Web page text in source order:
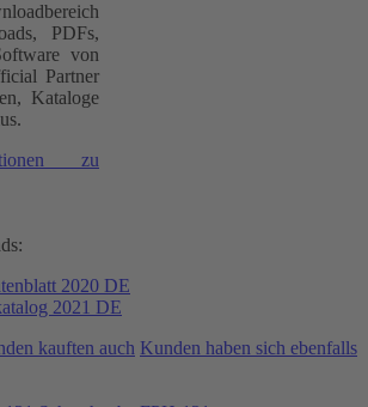
PDFs,
von
Partner
Kataloge
zu
2020 DE
2021 DE
kauften auch Kunden haben sich ebenfalls